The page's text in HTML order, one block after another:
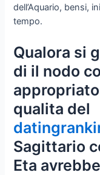
dell’Aquario, bensi,
tempo.
Qualora si
di il nodo
qualita del
Sagittario
Eta